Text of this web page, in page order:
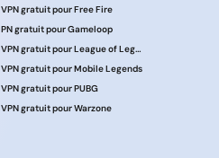
VPN gratuit pour Free Fire
PN gratuit pour Gameloop
VPN gratuit pour League of Legends
VPN gratuit pour Mobile Legends
VPN gratuit pour PUBG
VPN gratuit pour Warzone